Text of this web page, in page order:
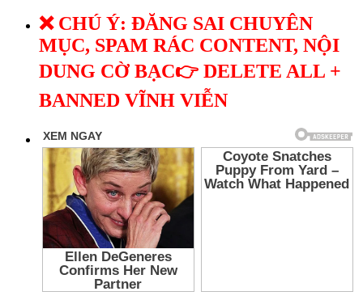
❌ CHÚ Ý: ĐĂNG SAI CHUYÊN
MỤC, SPAM RÁC CONTENT, NỘI
DUNG CỜ BẠC👉 DELETE ALL +
BANNED VĨNH VIỄN